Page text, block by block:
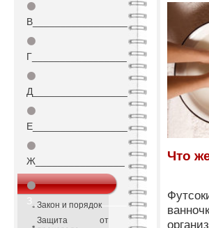
⚫
В_________________
⚫
Г_________________
⚫
Д_________________
⚫
Е_________________
⚫
Ж________________
⚫
З_________________
Закон и порядок
Защита от
Что